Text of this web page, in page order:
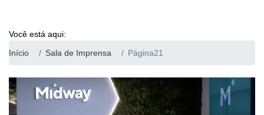
Você está aqui:
Início
Sala de Imprensa Página21